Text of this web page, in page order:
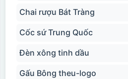
Chai rượu Bát Tràng
Cốc sứ Trung Quốc
Đèn xông tinh dầu
Gấu Bông theu-logo